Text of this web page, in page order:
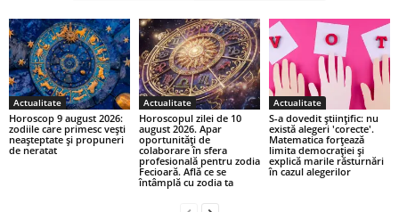
Actualitate
Horoscop 9 august 2026:
zodiile care primesc vești
neașteptate și propuneri
de neratat
Actualitate
Horoscopul zilei de 10
august 2026. Apar
oportunități de
colaborare în sfera
profesională pentru zodia
Fecioară. Află ce se
întâmplă cu zodia ta
Actualitate
S-a dovedit științific: nu
există alegeri 'corecte'.
Matematica forțează
limita democrației și
explică marile răsturnări
în cazul alegerilor